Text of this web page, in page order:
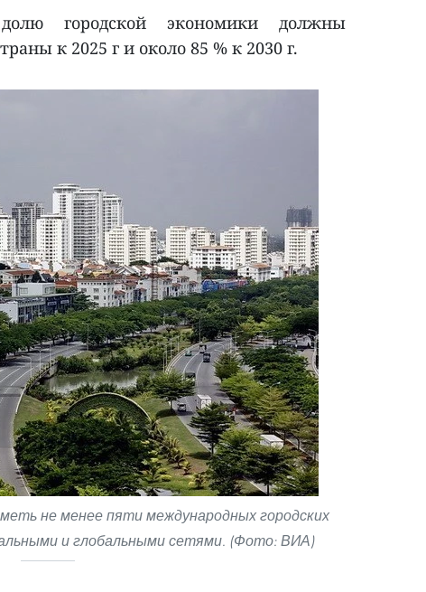
городской экономики должны
к 2025 г и около 85 % к 2030 г.
не менее пяти международных городских
и глобальными сетями. (Фото: ВИА)